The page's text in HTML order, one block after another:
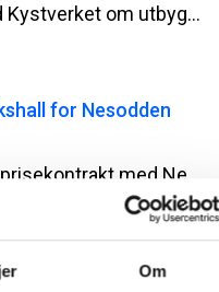
Om
NCC har inngått kontrakt med Kystverket om utbygging av Kjøllefjord fiskerihavn i Lebesby kommune i Finnmark. Kontrakten har en verdi på 510 millioner norske kroner.
for Nesodden
Vestland